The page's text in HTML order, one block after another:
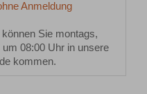
Anmeldung
Sie montags,
08:00 Uhr in unsere
kommen.